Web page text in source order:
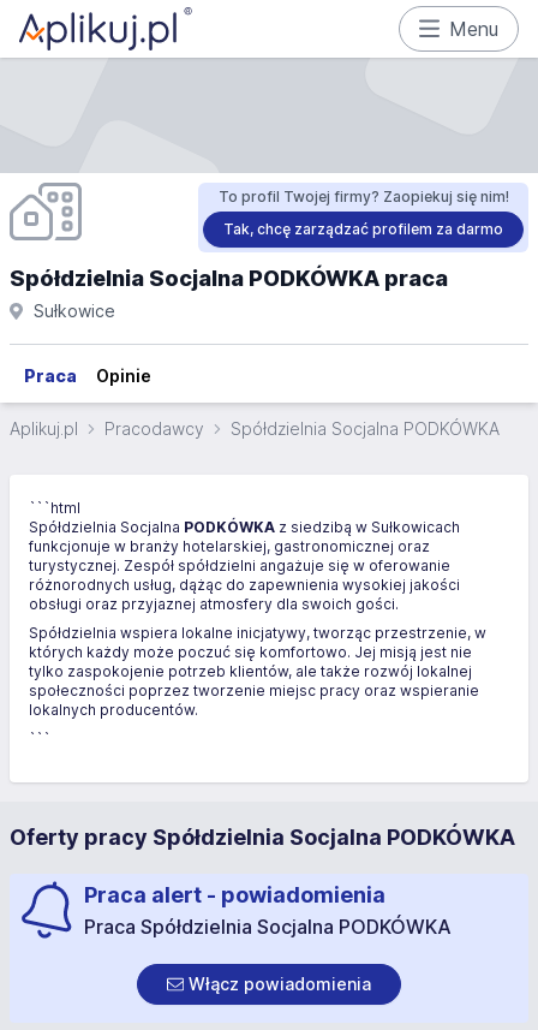
Menu
To profil Twojej firmy? Zaopiekuj się nim!
Tak, chcę zarządzać profilem za darmo
Spółdzielnia Socjalna PODKÓWKA praca
Sułkowice
Praca Opinie
Aplikuj.pl Pracodawcy Spółdzielnia Socjalna PODKÓWKA
```html
Spółdzielnia Socjalna PODKÓWKA z siedzibą w Sułkowicach
funkcjonuje w branży hotelarskiej, gastronomicznej oraz
turystycznej. Zespół spółdzielni angażuje się w oferowanie
różnorodnych usług, dążąc do zapewnienia wysokiej jakości
obsługi oraz przyjaznej atmosfery dla swoich gości.
Spółdzielnia wspiera lokalne inicjatywy, tworząc przestrzenie, w
których każdy może poczuć się komfortowo. Jej misją jest nie
tylko zaspokojenie potrzeb klientów, ale także rozwój lokalnej
społeczności poprzez tworzenie miejsc pracy oraz wspieranie
lokalnych producentów.
```
Oferty pracy Spółdzielnia Socjalna PODKÓWKA
Praca alert - powiadomienia
Praca Spółdzielnia Socjalna PODKÓWKA
Włącz powiadomienia